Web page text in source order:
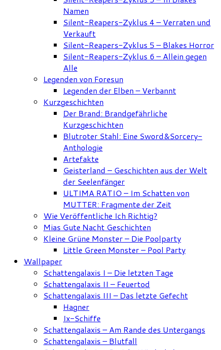
Namen
Silent-Reapers-Zyklus 4 – Verraten und
Verkauft
Silent-Reapers-Zyklus 5 – Blakes Horror
Silent-Reapers-Zyklus 6 – Allein gegen
Alle
Legenden von Foresun
Legenden der Elben – Verbannt
Kurzgeschichten
Der Brand: Brandgefährliche
Kurzgeschichten
Blutroter Stahl: Eine Sword&Sorcery-
Anthologie
Artefakte
Geisterland – Geschichten aus der Welt
der Seelenfänger
ULTIMA RATIO – Im Schatten von
MUTTER: Fragmente der Zeit
Wie Veröffentliche Ich Richtig?
Mias Gute Nacht Geschichten
Kleine Grüne Monster – Die Poolparty
Little Green Monster – Pool Party
Wallpaper
Schattengalaxis I – Die letzten Tage
Schattengalaxis II – Feuertod
Schattengalaxis III – Das letzte Gefecht
Hagner
Ix-Schiffe
Schattengalaxis – Am Rande des Untergangs
Schattengalaxis – Blutfall